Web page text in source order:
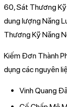
60, Sát Thương
dung lượng Năng
Thương Kỹ Năng
Kiếm Đơn Thành
dụng các nguyên
Vinh Quang